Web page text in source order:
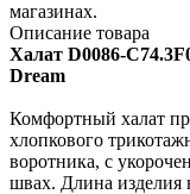
магазинах.
Описание товара
Халат D0086-
Dream
Комфортный халат
хлопкового
воротника, с
швах. Длина изделия